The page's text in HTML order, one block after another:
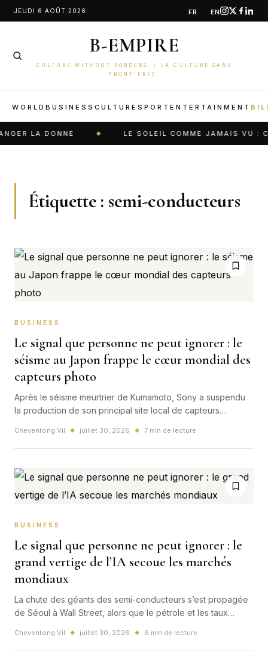
AllerJEUDI 6 AOÛT 2026 FR EN
B-EMPIRE
CULTURE WITHOUT BORDERS. / LA CULTURE SANS
FRONTIÈRES.
WORLD BUSINESS CULTURE SPORT ENTERTAINMENT
LA DONNE LE SOLEIL COMME JAMAIS VU : CES
Étiquette : semi-conducteurs
BUSINESS
Le signal que personne ne peut ignorer : le
séisme au Japon frappe le cœur mondial des
capteurs photo
Après le séisme meurtrier de Kumamoto, Sony a suspendu
la production de son principal site local de capteurs
industriel japonais stratégique.
Cheventong Vil ◆ juillet 30, 2026 ◆ 7 min de lecture
BUSINESS
Le signal que personne ne peut ignorer : le
grand vertige de l’IA secoue les marchés
mondiaux
La chute des géants des semi-conducteurs s’est propagée
de Séoul à Wall Street, alors que le pétrole et les taux
l’intelligence artificielle, mais révèle le prix d’attentes
devenues vertigineuses.
Cheventong Vil ◆ juillet 30, 2026 ◆ 6 min de lecture